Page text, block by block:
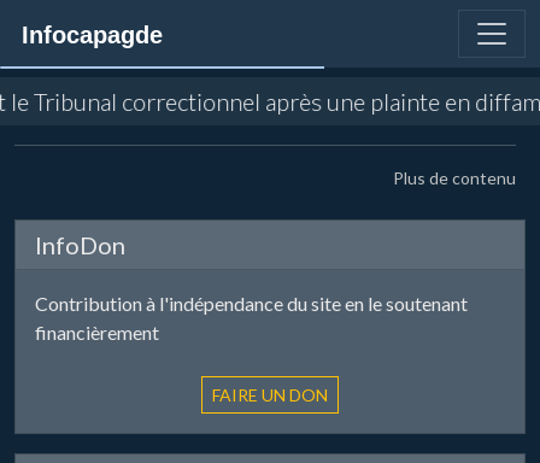
Infocapagde
correctionnel après une plainte en
Plus de contenu
InfoDon
Contribution à l'indépendance du site en le soutenant
financièrement